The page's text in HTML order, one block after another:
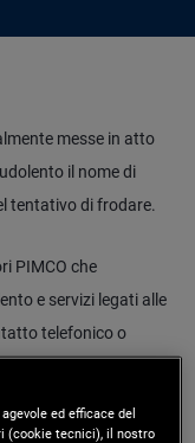
messe in atto
il nome di
tentativo di frodare.
PIMCO che
e servizi legati alle
telefonico o
ed efficace del
(cookie tecnici), il nostro